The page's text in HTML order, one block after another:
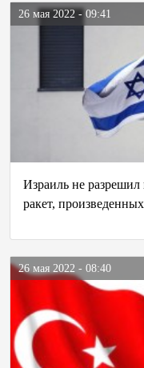
26 мая 2022 - 09:41
Израиль не
ракет,
26 мая 2022 - 08:40